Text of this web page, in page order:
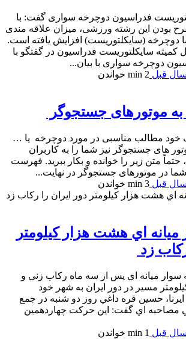
فدراسیون دوچرخه سواری گفت: با
بودن این رشته ورزشی، میزان علاقه مندی
دوچرخه (سایکلتوریست) افزایش یافته است.
سایکلتوریست فدراسیون در گفتگو با
دوچرخه سواری با بیان...
2 min
خواندن
موتورهای جستجوگر
خود مطالب مناسبی در مورد دوچرخه یا …
های جستجوگر نیز شما را به کاربران
حتماً متن زیر را خوانده و بکار ببرید. فهرست
در موتورهای جستجوگر در نهایت...
3 min خواندن
اي هشت هزار كيلومتر
زد
سوار ميانه اي پس از سه ماه ركاب زني و
مسير در دور ايران به شهر خود
حسين قره داغي روز دو شنبه در جمع
مصاحبه اي گفت: اين حركت چهاردهمين
1 min
خواندن